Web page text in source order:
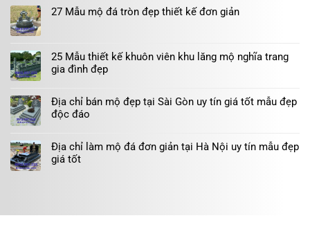
27 Mẫu mộ đá tròn đẹp thiết kế đơn giản
25 Mẫu thiết kế khuôn viên khu lăng mộ nghĩa trang
gia đình đẹp
Địa chỉ bán mộ đẹp tại Sài Gòn uy tín giá tốt mẫu đẹp
độc đáo
Địa chỉ làm mộ đá đơn giản tại Hà Nội uy tín mẫu đẹp
giá tốt